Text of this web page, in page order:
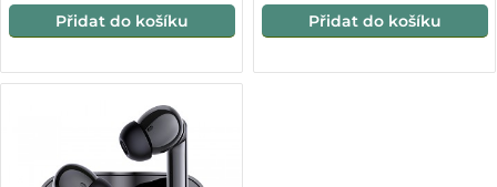
Přidat do košíku Přidat do košíku